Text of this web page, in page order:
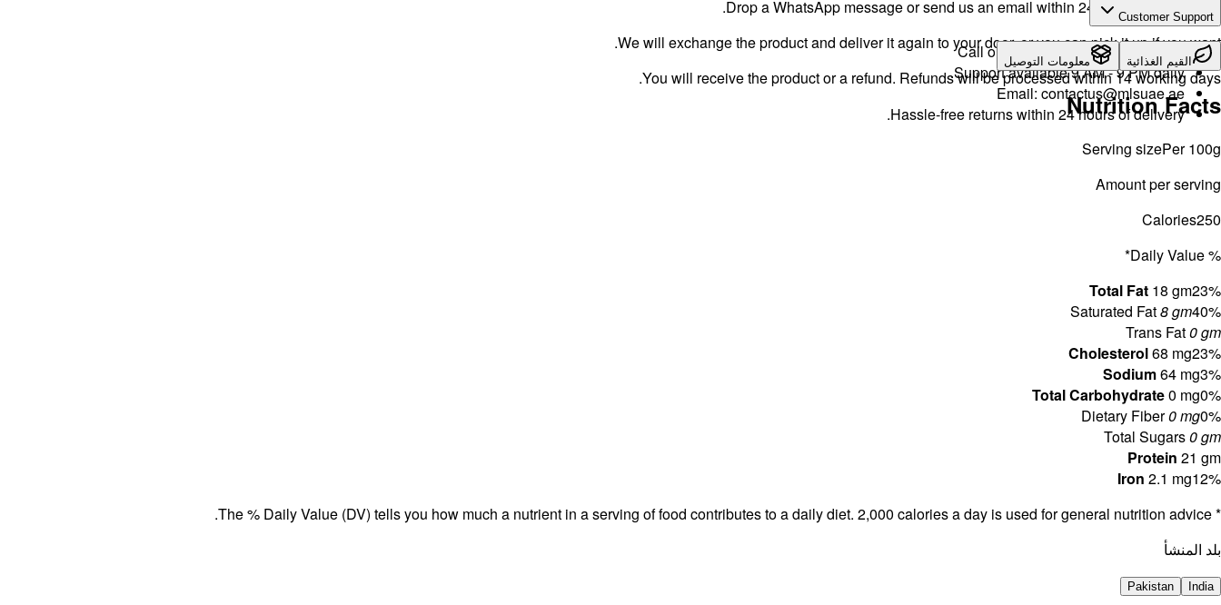
Drop a WhatsApp message or send us an email within 24 hours after delivery.
We will exchange the product and deliver it again to your door, or you can pick it up if you want.
You will receive the product or a refund. Refunds will be processed within 14 working days.
Customer Support
Call or WhatsApp: +971504516403
Support available 9 AM - 9 PM daily.
Email: contactus@mlsuae.ae
Hassle-free returns within 24 hours of delivery.
القيم الغذائية معلومات التوصيل
Nutrition Facts
Serving sizePer 100g
Amount per serving
Calories250
% Daily Value*
Total Fat 18 gm23%
Saturated Fat8 gm40%
Trans Fat0 gm
Cholesterol68 mg23%
Sodium64 mg3%
Total Carbohydrate0 mg0%
Dietary Fiber0 mg0%
Total Sugars0 gm
Protein 21 gm
Iron 2.1 mg12%
* The % Daily Value (DV) tells you how much a nutrient in a serving of food contributes to a daily diet. 2,000 calories a day is used for general nutrition advice.
بلد المنشأ
India
Pakistan